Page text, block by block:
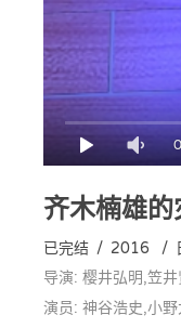
齐木楠雄
已完结 / 2016 /
导演: 樱井弘明,笠
演员: 神谷浩史,小